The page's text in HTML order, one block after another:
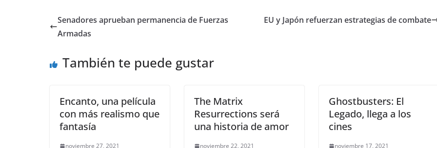
e
b
o
er l s
p
y
k
gr e
Senadores aprueban permanencia de Fuerzas
Armadas
EU y Japón refuerzan estrategias de combate
También te puede gustar
Encanto, una película
con más realismo que
fantasía
noviembre 27, 2021
The Matrix
Resurrections será
una historia de amor
noviembre 22, 2021
Ghostbusters: El
Legado, llega a los
cines
noviembre 17, 2021